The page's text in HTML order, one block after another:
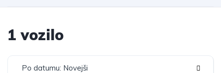
1 vozilo
Po datumu: Novejši